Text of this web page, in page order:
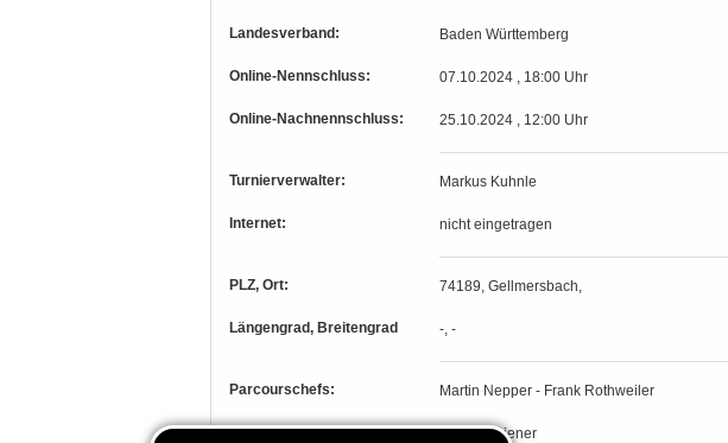
Landesverband: Baden Württemberg
Online-Nennschluss: 07.10.2024 , 18:00 Uhr
Online-Nachnennschluss: 25.10.2024 , 12:00 Uhr
Turnierverwalter: Markus Kuhnle
Internet: nicht eingetragen
PLZ, Ort: 74189, Gellmersbach,
Längengrad, Breitengrad -, -
Parcourschefs: Martin Nepper - Frank Rothweiler
Richter:
Margret Diener